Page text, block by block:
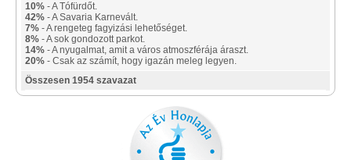
10% - A Tófürdőt.
42% - A Savaria Karnevált.
7% - A rengeteg fagyizási lehetőséget.
8% - A sok gondozott parkot.
14% - A nyugalmat, amit a város atmoszférája áraszt.
20% - Csak az számít, hogy igazán meleg legyen.
Összesen 1954 szavazat